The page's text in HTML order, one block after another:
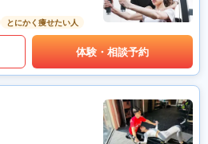
とにかく痩せたい人
体験・相談予約